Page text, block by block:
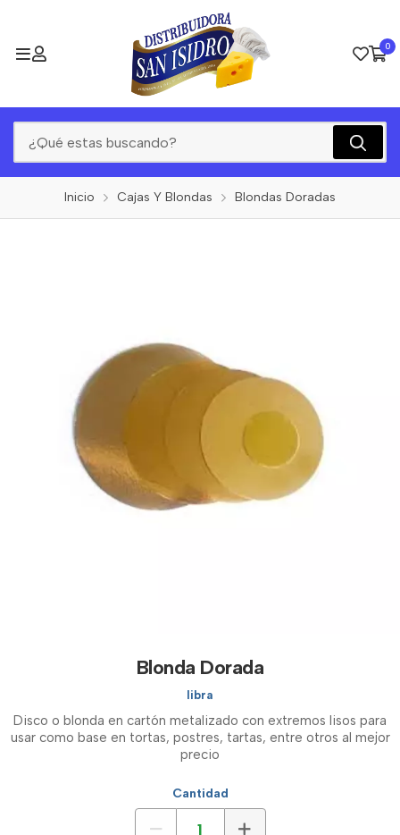
0
Inicio Cajas Y Blondas Blondas Doradas
Blonda Dorada
libra
Disco o blonda en cartón metalizado con extremos lisos para
usar como base en tortas, postres, tartas, entre otros al mejor
precio
Cantidad